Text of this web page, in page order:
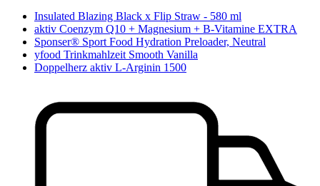
Insulated Blazing Black x Flip Straw - 580 ml
aktiv Coenzym Q10 + Magnesium + B-Vitamine EXTRA
Sponser® Sport Food Hydration Preloader, Neutral
yfood Trinkmahlzeit Smooth Vanilla
Doppelherz aktiv L-Arginin 1500